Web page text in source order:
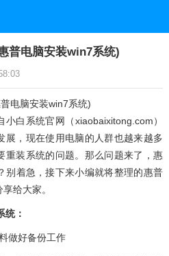
普电脑安装win7系统)
电脑安装win7系统)
白系统官网（xiaobaixitong.com）
展，现在使用电脑的人群也越来越多
重装系统的问题。那么问题来了，惠
别着急，接下来小编就将整理的惠普
给大家。
统：
做好备份工作